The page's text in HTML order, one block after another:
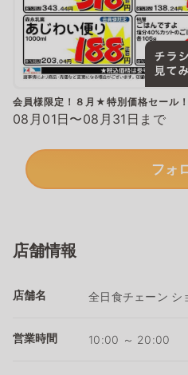
会員様限定！８月★特別価格セール！
08月01日〜08月31日まで
フォ
店舗情報
店舗名 全日食チェーン シ
営業時間 10:00 ～ 20:00